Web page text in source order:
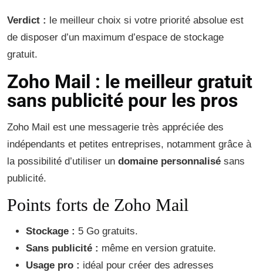
Verdict : le meilleur choix si votre priorité absolue est
de disposer d’un maximum d’espace de stockage
gratuit.
Zoho Mail : le meilleur gratuit
sans publicité pour les pros
Zoho Mail est une messagerie très appréciée des
indépendants et petites entreprises, notamment grâce à
la possibilité d’utiliser un domaine personnalisé sans
publicité.
Points forts de Zoho Mail
Stockage : 5 Go gratuits.
Sans publicité : même en version gratuite.
Usage pro : idéal pour créer des adresses